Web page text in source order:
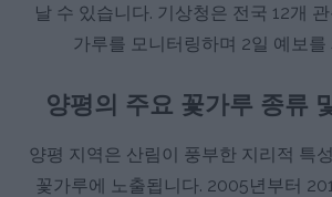
날 수 있습니다. 기상청은 전국 12개
가루를 모니터링하며 2일 예보를
양평의 주요 꽃가루 종류
양평 지역은 산림이 풍부한 지리적 특
꽃가루에 노출됩니다. 2005년부터